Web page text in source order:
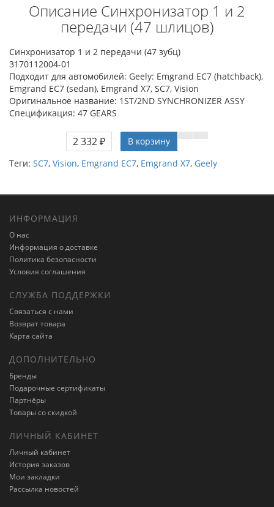
Описание Синхронизатор 1 и 2
передачи (47 шлицов)
Синхронизатор 1 и 2 передачи (47 зубц)
3170112004-01
Подходит для автомобилей: Geely: Emgrand EC7 (hatchback),
Emgrand EC7 (sedan), Emgrand X7, SC7, Vision
Оригинальное название: 1ST/2ND SYNCHRONIZER ASSY
Спецификация: 47 GEARS
2 332 ₽
В корзину
Теги: SC7, Vision, Emgrand EC7, Emgrand X7, Geely
ИНФОРМАЦИЯ
О нас
Информация о доставке
Политика безопасности
Условия соглашения
СЛУЖБА ПОДДЕРЖКИ
Связаться с нами
Возврат товара
Карта сайта
ДОПОЛНИТЕЛЬНО
Бренды
Подарочные сертификаты
Партнёры
Товары со скидкой
ЛИЧНЫЙ КАБИНЕТ
Личный кабинет
История заказов
Мои закладки
Рассылка новостей